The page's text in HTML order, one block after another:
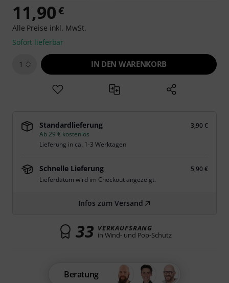
11,90€
Alle Preise inkl. MwSt.
Sofort lieferbar
1 IN DEN WARENKORB
Standardlieferung
3,90 €
Ab 29 € kostenlos
Lieferung in ca. 1-3 Werktagen
Schnelle Lieferung
5,90 €
Lieferdatum wird im Checkout angezeigt.
Infos zum Versand
33 VERKAUFSRANG
in Wind- und Pop-Schutz
Beratung